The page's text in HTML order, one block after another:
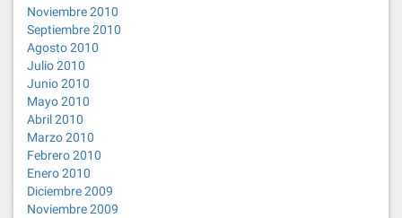
Noviembre 2010
Septiembre 2010
Agosto 2010
Julio 2010
Junio 2010
Mayo 2010
Abril 2010
Marzo 2010
Febrero 2010
Enero 2010
Diciembre 2009
Noviembre 2009